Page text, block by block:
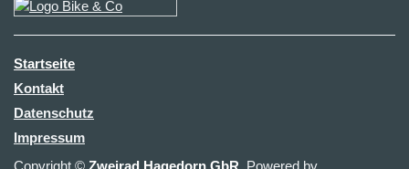
Startseite
Kontakt
Datenschutz
Impressum
Copyright © Zweirad Hagedorn GbR . Powered by